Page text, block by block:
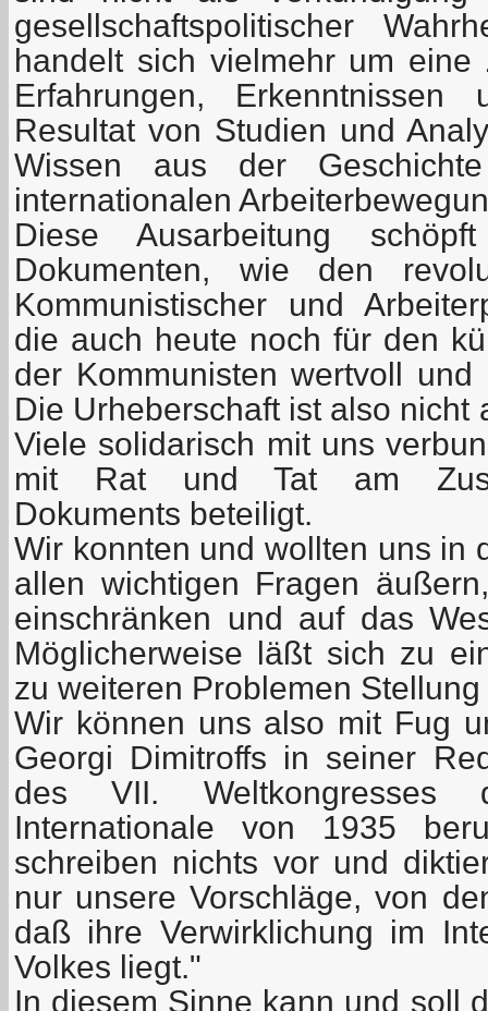
gesellschaftspolitischer
handelt sich vielmehr um eine
Erfahrungen,
Resultat von Studien und
Wissen aus der
internationalen
Diese Ausarbeitung
Dokumenten, wie den
Kommunistischer und
die auch heute noch für den
der Kommunisten wertvoll
Die Urheberschaft ist also nicht
Viele solidarisch mit uns
mit Rat und Tat am
Dokuments beteiligt.
Wir konnten und wollten uns in
allen wichtigen Fragen
einschränken und auf das
Möglicherweise läßt sich zu
zu weiteren Problemen
Wir können uns also mit Fug
Georgi Dimitroffs in seiner
des VII. Weltkongresses
Internationale von 1935
schreiben nichts vor und
nur unsere Vorschläge, von
daß ihre Verwirklichung im
Volkes liegt."
In diesem Sinne kann und soll